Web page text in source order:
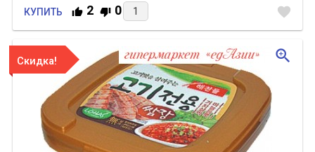
КУПИТЬ 2 0 favorite
Скидка! zoom_in